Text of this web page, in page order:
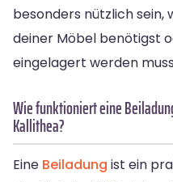
besonders nützlich sein,
deiner Möbel benötigst
eingelagert werden
Wie funktioniert eine
Kallithea?
Eine Beiladung ist ein